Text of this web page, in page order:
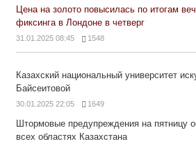
Цена на золото повысилась по итогам
фиксинга в Лондоне в четверг
31.01.2025 08:45 1548
Казахский национальный университет
Байсеитовой
30.01.2025 22:05 1649
Штормовые предупреждения на пятницу
всех областях Казахстана